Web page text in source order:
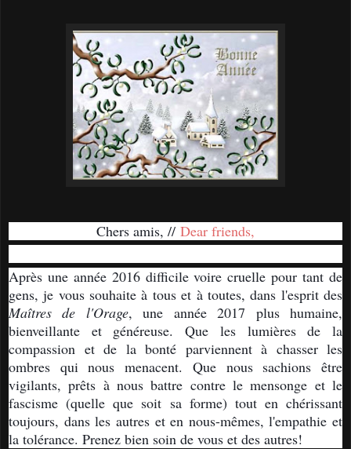
Chers amis, // Dear friends,
Après une année 2016 difficile voire cruelle pour tant de
gens, je vous souhaite à tous et à toutes, dans l'esprit des
Maîtres de l'Orage, une année 2017 plus humaine,
bienveillante et généreuse. Que les lumières de la
compassion et de la bonté parviennent à chasser les
ombres qui nous menacent. Que nous sachions être
vigilants, prêts à nous battre contre le mensonge et le
fascisme (quelle que soit sa forme) tout en chérissant
toujours, dans les autres et en nous-mêmes, l'empathie et
la tolérance. Prenez bien soin de vous et des autres!